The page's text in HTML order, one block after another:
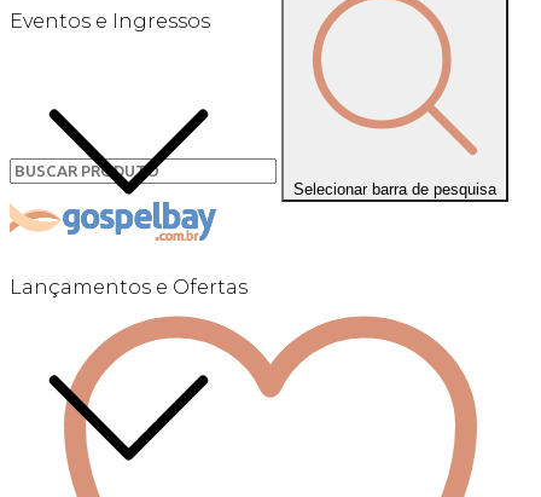
Eventos e Ingressos
Lançamentos e Ofertas
Selecionar barra de pesquisa